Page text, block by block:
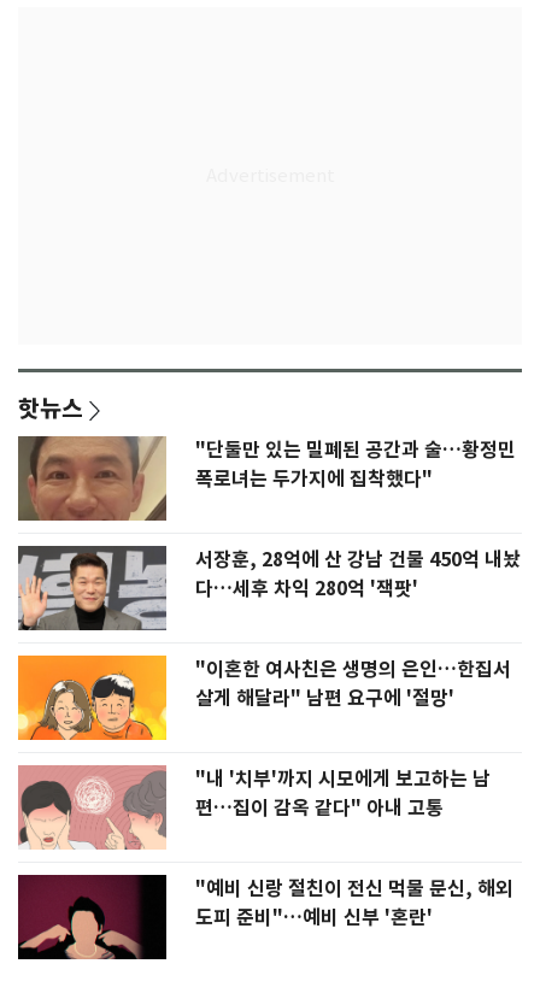
핫뉴스
"단둘만 있는 밀폐된 공간과 술…황정민
폭로녀는 두가지에 집착했다"
서장훈, 28억에 산 강남 건물 450억 내놨
다…세후 차익 280억 '잭팟'
"이혼한 여사친은 생명의 은인…한집서
살게 해달라" 남편 요구에 '절망'
"내 '치부'까지 시모에게 보고하는 남
편…집이 감옥 같다" 아내 고통
"예비 신랑 절친이 전신 먹물 문신, 해외
도피 준비"…예비 신부 '혼란'